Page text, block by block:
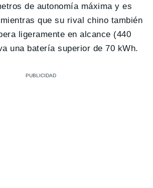
de autonomía máxima y es
que su rival chino también
ligeramente en alcance (440
una batería superior de 70 kWh.